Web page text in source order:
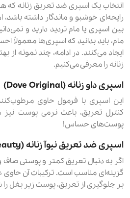
انتخاب یک اسپری ضد تعریق زنانه که
رایحه‌ای خوشبو و ماندگار داشته باشد،
بین اسپری یا مام تردید دارید و
مام، باید بدانید که اسپری‌ها معمولاً
ایجاد می‌کنند. در ادامه، چند نمونه از
زنانه را معرفی می‌کنیم.
اسپری داو زنانه (Dove Original)
این اسپری با فرمول حاوی
کنترل تعریق، باعث نرمی پوست نیز
پوست‌های حساس!
اسپری ضد تعریق نیوآ زنانه (NIVEA Pearl & Beauty)
اگر به دنبال تعریق کمتر و پوستی
گزینه‌ای مناسب است. ترکیبات آن حاوی
بر جلوگیری از تعریق، پوست زیر بغل